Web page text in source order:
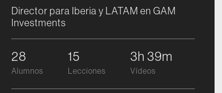
Director para Iberia y LATAM en GAM
Investments
28
Alumnos
15
Lecciones
3h 39m
Vídeos